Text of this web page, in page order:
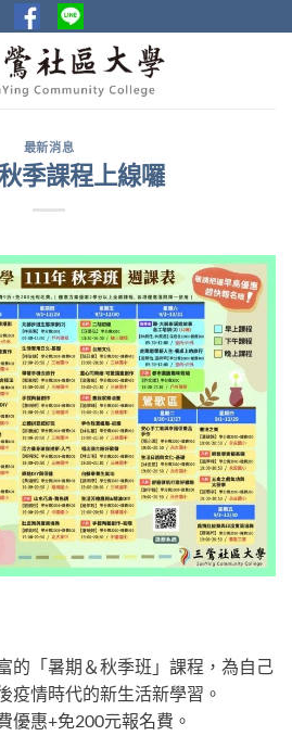
最新消息
季課程上線囉
的「暑期＆秋季班」課程，為自己
疫情時代的新生活新學習。
惠+免200元報名費。